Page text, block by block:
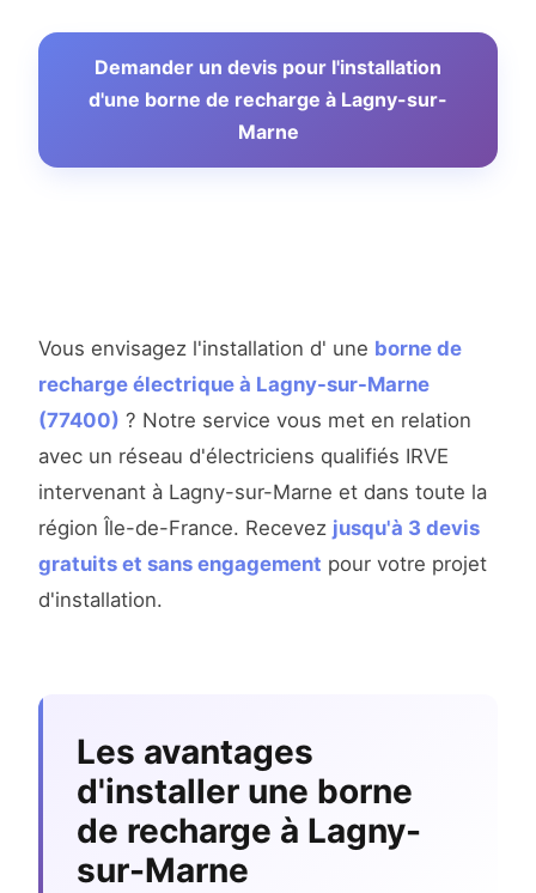
Demander un devis pour l'installation
d'une borne de recharge à Lagny-sur-
Marne
Vous envisagez l'installation d' une borne de
recharge électrique à Lagny-sur-Marne
(77400) ? Notre service vous met en relation
avec un réseau d'électriciens qualifiés IRVE
intervenant à Lagny-sur-Marne et dans toute la
région Île-de-France. Recevez jusqu'à 3 devis
gratuits et sans engagement pour votre projet
d'installation.
Les avantages
d'installer une borne
de recharge à Lagny-
sur-Marne